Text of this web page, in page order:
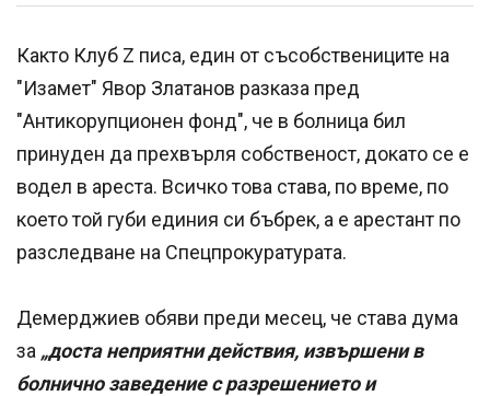
Както Клуб Z писа, един от съсобствениците на
"Изамет" Явор Златанов разказа пред
"Антикорупционен фонд", че в болница бил
принуден да прехвърля собственост, докато се е
водел в ареста. Всичко това става, по време, по
което той губи единия си бъбрек, а е арестант по
разследване на Спецпрокуратурата.
Демерджиев обяви преди месец, че става дума
за „доста неприятни действия, извършени в
болнично заведение с разрешението и